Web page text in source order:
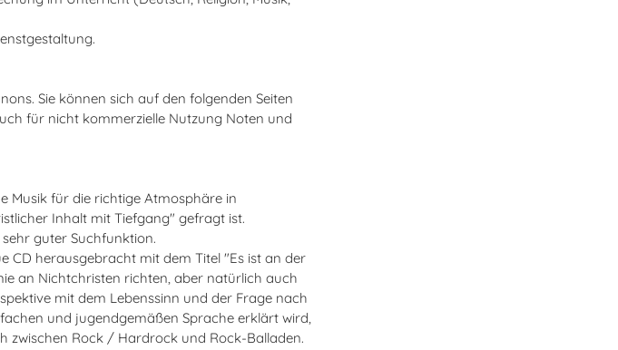
Sie können sich auf den folgenden Seiten
für nicht kommerzielle Nutzung Noten und
Musik für die richtige Atmosphäre in
Inhalt mit Tiefgang" gefragt ist.
guter Suchfunktion.
CD herausgebracht mit dem Titel "Es ist an der
an Nichtchristen richten, aber natürlich auch
mit dem Lebenssinn und der Frage nach
und jugendgemäßen Sprache erklärt wird,
zwischen Rock / Hardrock und Rock-Balladen.